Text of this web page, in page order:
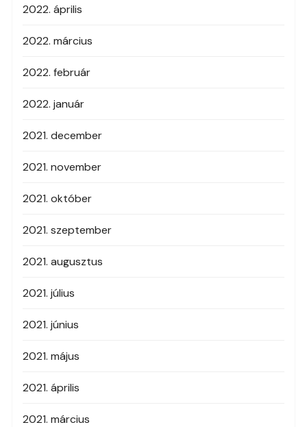
2022. április
2022. március
2022. február
2022. január
2021. december
2021. november
2021. október
2021. szeptember
2021. augusztus
2021. július
2021. június
2021. május
2021. április
2021. március